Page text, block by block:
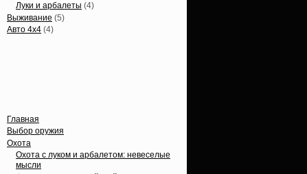
Луки и арбалеты (4)
Выживание (5)
Авто 4х4 (4)
Главная
Выбор оружия
Охота
Охота с луком и арбалетом: невеселые
мысли